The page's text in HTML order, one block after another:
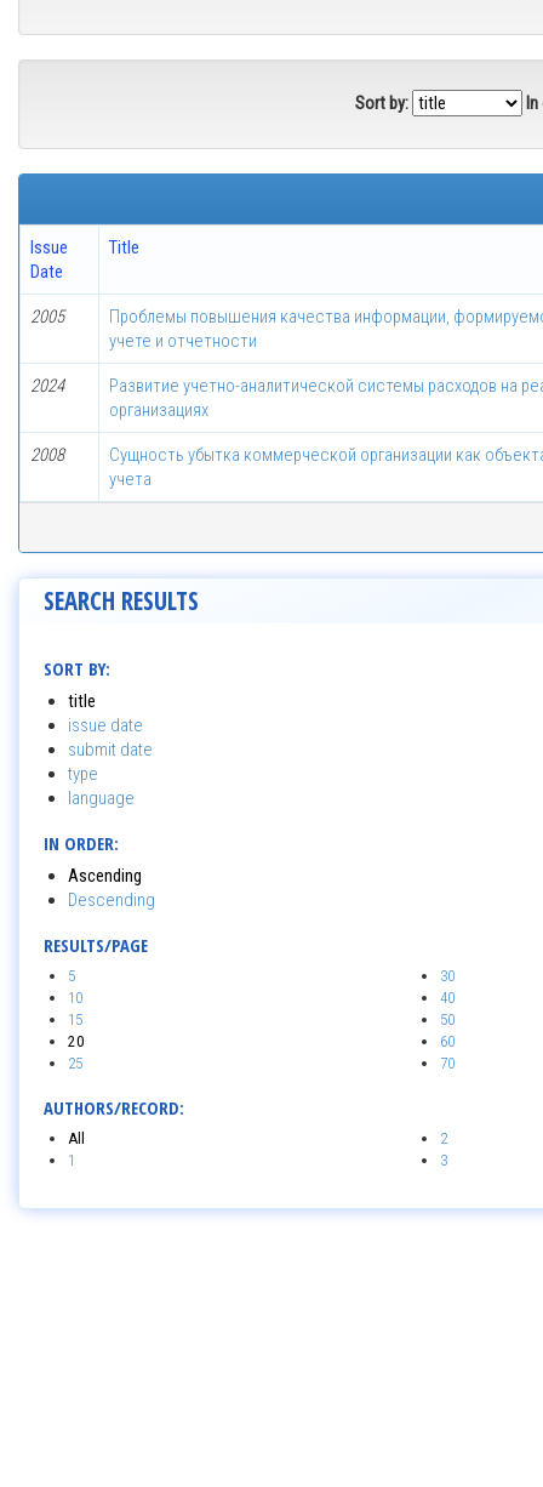
Sort by: In
Issue
Date
Title
2005
Проблемы повышения качества информации,
учете и отчетности
2024
Развитие учетно-аналитической системы расходов на
организациях
2008
Сущность убытка коммерческой организации как
учета
SEARCH RESULTS
SORT BY:
title
issue date
submit date
type
language
IN ORDER:
Ascending
Descending
RESULTS/PAGE
5
10
15
20
25
30
40
50
60
70
AUTHORS/RECORD:
All
1
2
3